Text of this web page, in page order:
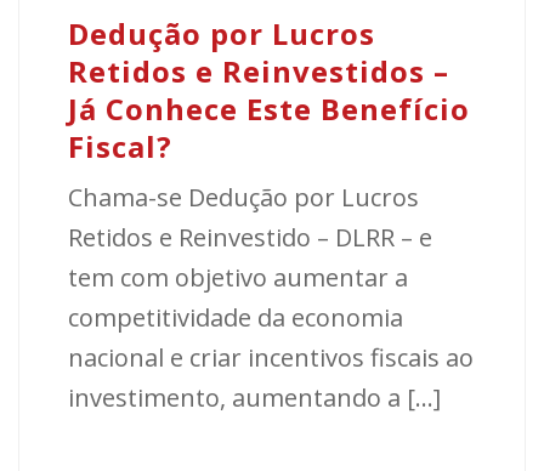
Dedução por Lucros
Retidos e Reinvestidos –
Já Conhece Este Benefício
Fiscal?
Chama-se Dedução por Lucros
Retidos e Reinvestido – DLRR – e
tem com objetivo aumentar a
competitividade da economia
nacional e criar incentivos fiscais ao
investimento, aumentando a [...]